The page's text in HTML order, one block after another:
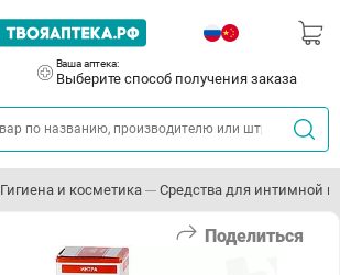
Ваша аптека:
Выберите способ получения заказа
Гигиена и косметика Средства для интимной
Поделиться